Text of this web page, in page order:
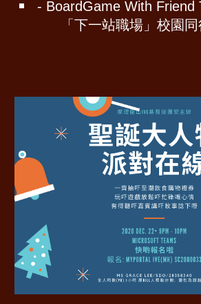
- BoardGame With Friend
「下一站職場」校園